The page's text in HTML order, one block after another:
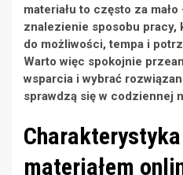
materiału to często za
znalezienie sposobu pracy,
do możliwości, tempa i
Warto więc spokojnie
wsparcia i wybrać
sprawdzą się w codziennej
materiałem